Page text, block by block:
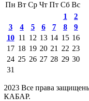
Пн Вт Ср Чт Пт Сб Вс
1
2
3
4 5 6 7 8
9
10 11 12 13 14 15 16
17 18 19 20 21 22 23
24 25 26 27 28 29 30
31
2023 Все права
КАБАР.